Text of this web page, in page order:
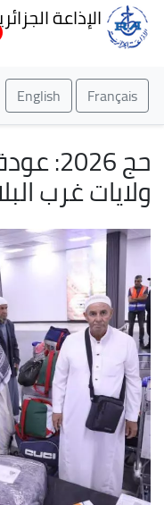
الإذاعة الجزائرية
Français
English
حج
ولايات غرب